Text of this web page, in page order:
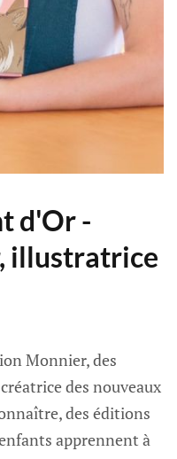
d'Or -
illustratrice
Monnier, des
des nouveaux
des éditions
apprennent à